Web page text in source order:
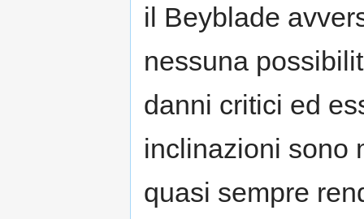
il Beyblade
nessuna
danni critici ed
inclinazioni sono
quasi sempre